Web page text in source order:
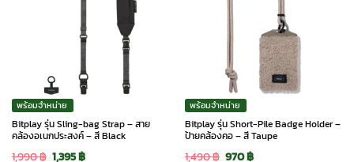
พร้อมจำหน่าย
Bitplay รุ่น Sling-bag Strap – สาย
คล้องอเนกประสงค์ – สี Black
1,990฿ Original
1,395฿Current
พร้อมจำหน่าย
Bitplay รุ่น Short-Pile Badge Holder –
ป้ายคล้องคอ – สี Taupe
1,490฿ Original
970฿Current